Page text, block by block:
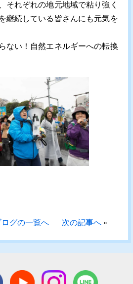
それぞれの地元地域で粘り強く
継続している皆さんにも元気を
ない！自然エネルギーへの転換
ログの一覧へ 次の記事へ»